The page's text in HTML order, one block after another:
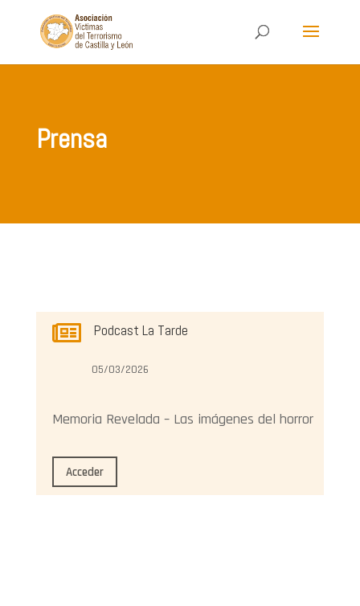
Prensa
 Podcast La Tarde
05/03/2026
Memoria Revelada – Las imágenes del horror
Acceder